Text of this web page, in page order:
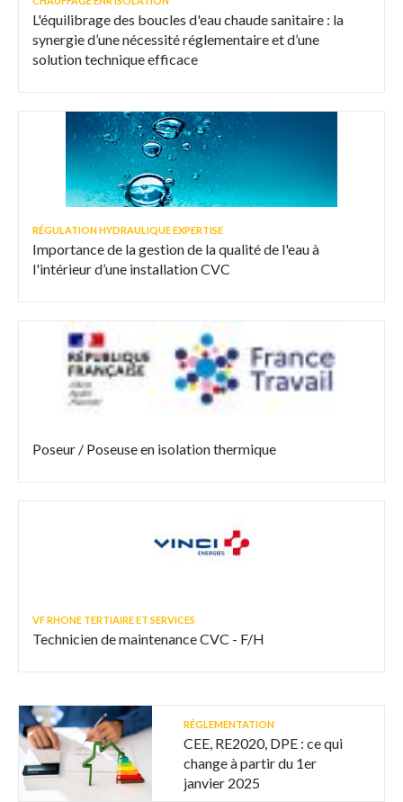
L'équilibrage des boucles d'eau chaude sanitaire : la
synergie d’une nécessité réglementaire et d’une
solution technique efficace
RÉGULATION HYDRAULIQUE EXPERTISE
Importance de la gestion de la qualité de l'eau à
l'intérieur d’une installation CVC
Poseur / Poseuse en isolation thermique
VF RHONE TERTIAIRE ET SERVICES
Technicien de maintenance CVC - F/H
RÉGLEMENTATION
CEE, RE2020, DPE : ce qui
change à partir du 1er
janvier 2025